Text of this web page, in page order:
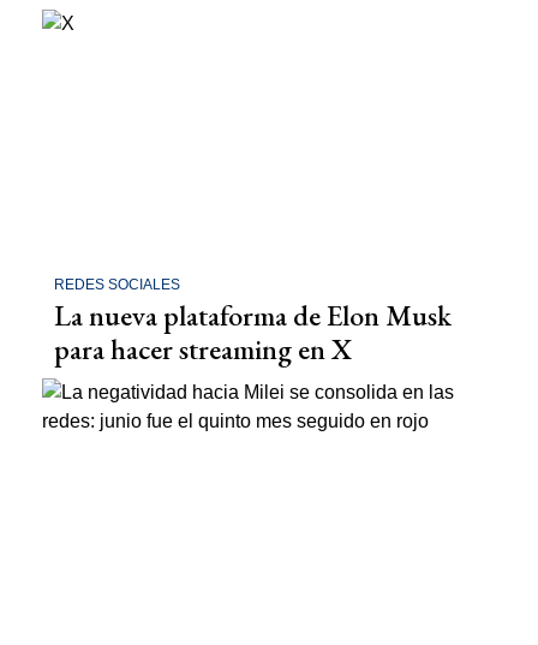
REDES SOCIALES
La nueva plataforma de Elon Musk
para hacer streaming en X